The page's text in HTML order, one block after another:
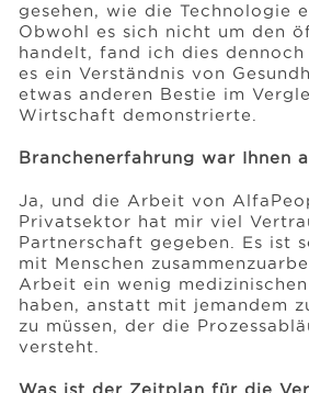
gesehen, wie die Technologie
Obwohl es sich nicht um den
handelt, fand ich dies
es ein Verständnis von
etwas anderen Bestie im
Wirtschaft demonstrierte.
Branchenerfahrung war Ihnen
Ja, und die Arbeit von
Privatsektor hat mir viel
Partnerschaft gegeben. Es ist
mit Menschen
Arbeit ein wenig
haben, anstatt mit jemandem
zu müssen, der die
versteht.
Was ist der Zeitplan für die